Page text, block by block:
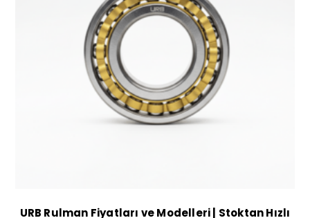
URB Rulman Fiyatları ve Modelleri | Stoktan Hızlı